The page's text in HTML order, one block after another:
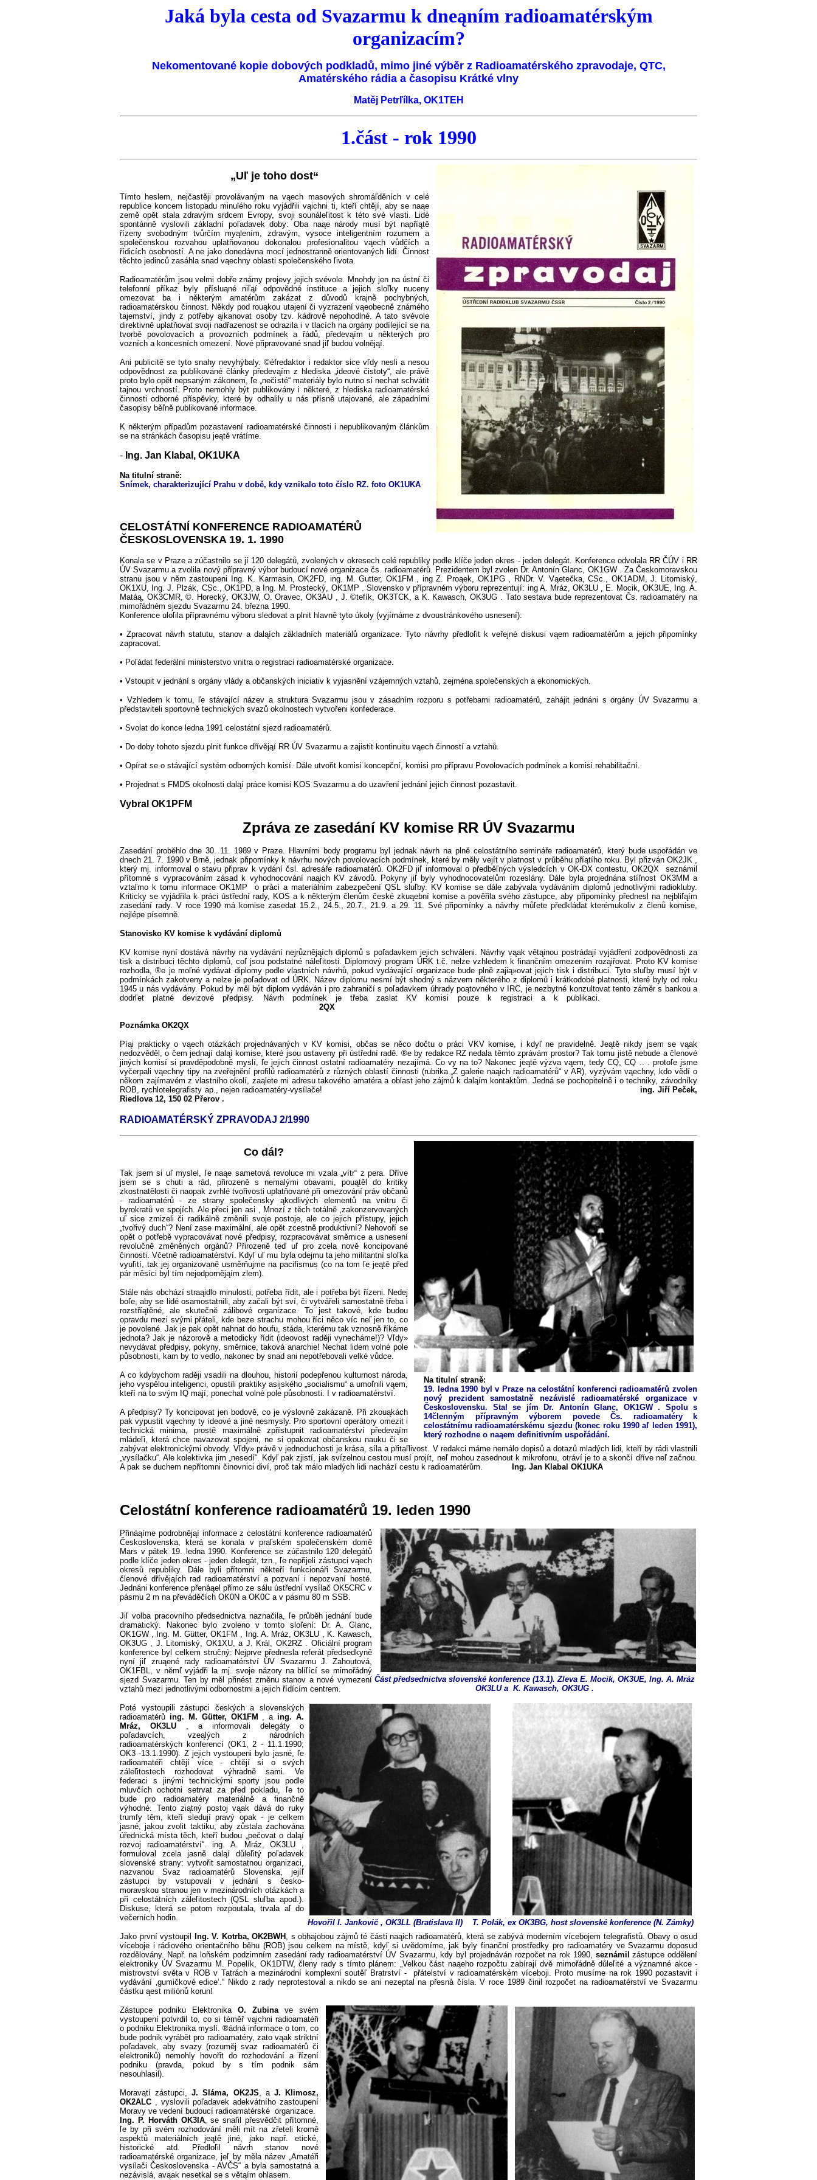
Jaká byla cesta od Svazarmu k dneąním radioamatérským
organizacím?
Nekomentované kopie dobových podkladů, mimo jiné výběr z Radioamatérského zpravodaje, QTC,
Amatérského rádia a časopisu Krátké vlny
Matěj Petrľílka, OK1TEH
1.část - rok 1990
„Uľ je toho dost“
Tímto heslem, nejčastěji provolávaným na vąech masových shromáľděních v celé
republice koncem listopadu minulého roku vyjádřili vąichni ti, kteří chtějí, aby se naąe
země opět stala zdravým srdcem Evropy, svoji sounáleľitost k této své vlasti. Lidé
spontánně vyslovili základní poľadavek doby: Oba naąe národy musí být napříątě
řízeny svobodným tvůrčím myąlením, zdravým, vysoce inteligentním rozumem a
společenskou rozvahou uplatňovanou dokonalou profesionalitou vąech vůdčích a
řídicích osobností. A ne jako donedávna mocí jednostranně orientovaných lidí. Činnost
těchto jedinců zasáhla snad vąechny oblasti společenského ľivota.
Radioamatérům jsou velmi dobře známy projevy jejich svévole. Mnohdy jen na ústní či
telefonní příkaz byly přísluąné niľąí odpovědné instituce a jejich sloľky nuceny
omezovat ba i některým amatérům zakázat z důvodů krajně pochybných,
radioamatérskou činnost. Někdy pod rouąkou utajení či vyzrazení vąeobecně známého
tajemství, jindy z potřeby ąikanovat osoby tzv. kádrově nepohodlné. A tato svévole
direktivně uplatňovat svoji nadřazenost se odrazila i v tlacích na orgány podílející se na
tvorbě povolovacích a provozních podmínek a řádů, předevąím u některých pro
vozních a koncesních omezení. Nové připravované snad jiľ budou volnějąí.
Ani publicitě se tyto snahy nevyhýbaly. ©éfredaktor i redaktor sice vľdy nesli a nesou
odpovědnost za publikované články předevąím z hlediska „ideové čistoty“, ale právě
proto bylo opět nepsaným zákonem, ľe „nečisté“ materiály bylo nutno si nechat schvátit
tajnou vrchností. Proto nemohly být publikovány i některé, z hlediska radioamatérské
činnosti odborné příspěvky, které by odhalily u nás přísně utajované, ale západními
časopisy běľně publikované informace.
K některým případům pozastavení radioamatérské činnosti i nepublikovaným článkům
se na stránkách časopisu jeątě vrátíme.
- Ing. Jan Klabal, OK1UKA
Na titulní straně:
Snímek, charakterizující Prahu v době, kdy vznikalo toto číslo RZ. foto OK1UKA
CELOSTÁTNÍ KONFERENCE RADIOAMATÉRŮ
ČESKOSLOVENSKA 19. 1. 1990
Konala se v Praze a zúčastnilo se jí 120 delegátů, zvolených v okresech celé republiky podle klíče jeden okres - jeden delegát. Konference odvolala RR ČÚV i RR
ÚV Svazarmu a zvolila nový přípravný výbor budoucí nové organizace čs. radioamatérů. Prezidentem byl zvolen Dr. Antonín Glanc, OK1GW . Za Českomoravskou
stranu jsou v něm zastoupeni Ing. K. Karmasin, OK2FD, ing. M. Gutter, OK1FM , ing Z. Proąek, OK1PG , RNDr. V. Vąetečka, CSc., OK1ADM, J. Litomiský,
OK1XU, Ing. J. Plzák, CSc., OK1PD, a Ing. M. Prostecký, OK1MP . Slovensko v přípravném výboru reprezentují: ing A. Mráz, OK3LU , E. Mocik, OK3UE, Ing. A.
Matáą, OK3CMR, ©. Horecký, OK3JW, O. Oravec, OK3AU , J. ©tefík, OK3TCK, a K. Kawasch, OK3UG . Tato sestava bude reprezentovat Čs. radioamatéry na
mimořádném sjezdu Svazarmu 24. března 1990.
Konference uloľila přípravnému výboru sledovat a plnit hlavně tyto úkoly (vyjímáme z dvoustránkového usnesení):
• Zpracovat návrh statutu, stanov a daląích základních materiálů organizace. Tyto návrhy předloľit k veřejné diskusi vąem radioamatérům a jejich připomínky
zapracovat.
• Poľádat federální ministerstvo vnitra o registraci radioamatérské organizace.
• Vstoupit v jednání s orgány vlády a občanských iniciativ k vyjasnění vzájemných vztahů, zejména společenských a ekonomických.
• Vzhledem k tomu, ľe stávající název a struktura Svazarmu jsou v zásadním rozporu s potřebami radioamatérů, zahájit jednáni s orgány ÚV Svazarmu a
představiteli sportovně technických svazů okolnostech vytvořeni konfederace.
• Svolat do konce ledna 1991 celostátní sjezd radioamatérů.
• Do doby tohoto sjezdu plnit funkce dřívějąí RR ÚV Svazarmu a zajistit kontinuitu vąech činností a vztahů.
• Opírat se o stávající systém odborných komisí. Dále utvořit komisi koncepční, komisi pro přípravu Povolovacích podmínek a komisi rehabilitační.
• Projednat s FMDS okolnosti daląí práce komisi KOS Svazarmu a do uzavření jednání jejich činnost pozastavit.
Vybral OK1PFM
Zpráva ze zasedání KV komise RR ÚV Svazarmu
Zasedání proběhlo dne 30. 11. 1989 v Praze. Hlavními body programu byl jednak návrh na plně celostátního semináře radioamatérů, který bude uspořádán ve
dnech 21. 7. 1990 v Brně, jednak připomínky k návrhu nových povolovacích podmínek, které by měly vejít v platnost v průběhu příątího roku. Byl přizván OK2JK ,
který mj. informoval o stavu připrav k vydání čsl. adresáře radioamatérů. OK2FD jiľ informoval o předběľných výsledcích v OK-DX contestu, OK2QX
seznámil
přítomné s vypracováním zásad k vyhodnocování naąich KV závodů. Pokyny jiľ byly vyhodnocovatelům rozeslány. Dále byla projednána stíľnost OK3MM a
vztaľmo k tomu informace OK1MP
o práci a materiálním zabezpečení QSL sluľby. KV komise se dále zabývala vydáváním diplomů jednotlivými radiokluby.
Kriticky se vyjádřila k práci ústřední rady, KOS a k některým členům české zkuąební komise a pověřila svého zástupce, aby připomínky přednesl na nejbliľąím
zasedání rady. V roce 1990 má komise zasedat 15.2., 24.5., 20.7., 21.9. a 29. 11. Své připomínky a návrhy můľete předkládat kterémukoliv z členů komise,
nejlépe písemně.
Stanovisko KV komise k vydávání diplomů
KV komise nyní dostává návrhy na vydávání nejrůznějąích diplomů s poľadavkem jejich schváleni. Návrhy vąak větąinou postrádají vyjádření zodpovědnosti za
tisk a distribuci těchto diplomů, coľ jsou podstatné náleľitosti. Diplomový program ÚRK t.č. nelze vzhledem k finančním omezením roząiřovat. Proto KV komise
rozhodla, ®e je moľné vydávat diplomy podle vlastních návrhů, pokud vydávající organizace bude plně zajią»ovat jejich tisk i distribuci. Tyto sluľby musí být v
podmínkách zakotveny a nelze je poľadovat od ÚRK. Název diplomu nesmí být shodný s názvem některého z diplomů i krátkodobé platnosti, které byly od roku
1945 u nás vydávány. Pokud by měl být diplom vydáván i pro zahraničí s poľadavkem úhrady poątovného v IRC, je nezbytné konzultovat tento záměr s bankou a
dodrľet platné devizové předpisy. Návrh podmínek je třeba zaslat KV komisi pouze k registraci a k publikaci.
2QX
Poznámka OK2QX
Píąi prakticky o vąech otázkách projednávaných v KV komisi, občas se něco dočtu o práci VKV komise, i kdyľ ne pravidelně. Jeątě nikdy jsem se vąak
nedozvěděl, o čem jednají daląí komise, které jsou ustaveny při ústřední radě. ®e by redakce RZ nedala těmto zprávám prostor? Tak tomu jistě nebude a členové
jiných komisí si pravděpodobně myslí, ľe jejich činnost ostatní radioamatéry nezajímá. Co vy na to? Nakonec jeątě výzva vąem, tedy CQ, CQ .. . protoľe jsme
vyčerpali vąechny tipy na zveřejnění profilů radioamatérů z různých oblastí činnosti (rubrika „Z galerie naąich radioamatérů“ v AR), vyzývám vąechny, kdo vědí o
někom zajímavém z vlastního okolí, zaąlete mi adresu takového amatéra a oblast jeho zájmů k daląím kontaktům. Jedná se pochopitelně i o techniky, závodníky
ROB, rychlotelegrafisty ap., nejen radioamatéry-vysílače!
ing. Jiří Peček,
Riedlova 12, 150 02 Přerov .
RADIOAMATÉRSKÝ ZPRAVODAJ 2/1990
Na titulní straně:
19. ledna 1990 byl v Praze na celostátní konferenci radioamatérů zvolen
nový prezident samostatně nezávislé radioamatérské organizace v
Československu. Stal se jím Dr. Antonín Glanc, OK1GW . Spolu s
14členným přípravným výborem povede Čs.
radioamatéry k
celostátnímu radioamatérskému sjezdu (konec roku 1990 aľ leden 1991),
který rozhodne o naąem definitivním uspořádání.
Co dál?
Tak jsem si uľ myslel, ľe naąe sametová revoluce mi vzala „vítr“ z pera. Dříve
jsem se s chuti a rád, přirozeně s nemalými obavami, pouątěl do kritiky
zkostnatělosti či naopak zvrhlé tvořivosti uplatňované při omezování práv občanů
- radioamatérů - ze strany společensky ąkodlivých elementů na vnitru či
byrokratů ve spojích. Ale přeci jen asi ‚ Mnozí z těch totálně ‚zakonzervovaných
uľ sice zmizeli či radikálně změnili svoje postoje, ale co jejich přístupy, jejich
„tvořivý duch“? Není zase maximální, ale opět zcestně produktivní? Nehovoří se
opět o potřebě vypracovávat nové předpisy, rozpracovávat směrnice a usnesení
revolučně změněných orgánů? Přirozeně teď uľ pro zcela nově koncipované
činnosti. Včetně radioamatérství. Kdyľ uľ mu byla odejmu ta jeho militantní sloľka
vyuľití, tak jej organizovaně usměrňujme na pacifismus (co na tom ľe jeątě před
pár měsíci byl tím nejodpornějąím zlem).
Stále nás obchází straąidlo minulosti, potřeba řídit, ale i potřeba být řízeni. Nedej
boľe, aby se lidé osamostatnili, aby začali být sví, či vytvářeli samostatně třeba i
rozstříątěné, ale skutečně zálibové organizace. To jest takové, kde budou
opravdu mezi svými přáteli, kde beze strachu mohou říci něco víc neľ jen to, co
je povolené. Jak je pak opět nahnat do houfu, stáda, kterému tak vznosně říkáme
jednota? Jak je názorově a metodicky řídit (ideovost raději vynecháme!)? Vľdy»
nevydávat předpisy, pokyny, směrnice, taková anarchie! Nechat lidem volné pole
působnosti, kam by to vedlo, nakonec by snad ani nepotřebovali velké vůdce.
A co kdybychom raději vsadili na dlouhou, historií podepřenou kulturnost národa,
jeho vyspělou inteligenci, opustili praktiky asijského „socialismu“ a umoľnili vąem,
kteří na to svým IQ mají, ponechat volné pole působnosti. I v radioamatérství.
A předpisy? Ty koncipovat jen bodově, co je výslovně zakázaně. Při zkouąkách
pak vypustit vąechny ty ideové a jiné nesmysly. Pro sportovní operátory omezit i
technická minima, prostě maximálně zpřístupnit radioamatérství předevąím
mládeľi, která chce navazovat spojeni, ne si opakovat občanskou nauku či se
zabývat elektronickými obvody. Vľdy» právě v jednoduchosti je krása, síla a přitaľlivost. V redakci máme nemálo dopisů a dotazů mladých lidi, kteří by rádi vlastnili
„vysílačku“. Ale kolektivka jim „nesedí“. Kdyľ pak zjistí, jak svízelnou cestou musí projít, neľ mohou zasednout k mikrofonu, otráví je to a skončí dříve neľ začnou.
A pak se duchem nepřítomni činovnici diví, proč tak málo mladých lidi nachází cestu k radioamatérům.
Ing. Jan K abal OK1UKA
Celostátní konference radioamatérů 19. leden 1990
Část předsednictva slovenské konference (13.1). Zleva E. Mocik, OK3UE, Ing. A. Mráz
OK3LU a K. Kawasch, OK3UG .
Přináąíme podrobnějąí informace z celostátní konference radioamatérů
Československa, která se konala v praľském společenském domě
Mars v pátek 19. ledna 1990. Konference se zúčastnilo 120 delegátů
podle klíče jeden okres - jeden delegát, tzn., ľe nepřijeli zástupci vąech
okresů republiky. Dále byli přítomni někteří funkcionáři Svazarmu,
členové dřívějąích rad radioamatérství a pozvaní i nepozvaní hosté.
Jednáni konference přenáąel přímo ze sálu ústřední vysílač OK5CRC v
pásmu 2 m na převáděčích OK0N a OK0C a v pásmu 80 m SSB.
Jiľ volba pracovního předsednictva naznačila, ľe průběh jednání bude
dramatický. Nakonec bylo zvoleno v tomto sloľení: Dr. A. Glanc,
OK1GW , Ing. M. Gütter, OK1FM , Ing. A. Mráz, OK3LU , K. Kawasch,
OK3UG , J. Litomiský, OK1XU, a J. Král, OK2RZ . Oficiální program
konference byl celkem stručný: Nejprve přednesla referát předsedkyně
nyní jiľ zruąené rady radioamatérství ÚV Svazarmu J. Zahoutová,
OK1FBL, v němľ vyjádři la mj. svoje názory na blíľící se mimořádný
sjezd Svazarmu. Ten by měl přinést změnu stanov a nové vymezení
vztahů mezi jednotlivými odbornostmi a jejich řídícím centrem.
Hovořil I. Jankovič , OK3LL (Bratislava II) T. Polák, ex OK3BG, host slovenské konference (N. Zámky)
Poté vystoupili zástupci českých a slovenských
radioamatérů ing. M. Gütter, OK1FM , aing. A.
Mráz, OK3LU
, a informovali delegáty o
poľadavcích, vzeąlých z národních
radioamatérských konferencí (OK1, 2 - 11.1.1990;
OK3 -13.1.1990). Z jejich vystoupeni bylo jasné, ľe
radioamatéři chtějí více - chtějí si o svých
záleľitostech rozhodovat výhradně sami. Ve
federaci s jinými technickými sporty jsou podle
mluvčích ochotni setrvat za před pokladu, ľe to
bude pro radioamatéry materiálně a finančně
výhodné. Tento ziątný postoj vąak dává do ruky
trumfy těm, kteří sledují pravý opak - je celkem
jasné, jakou zvolit taktiku, aby zůstala zachována
úřednická místa těch, kteří budou „pečovat o daląí
rozvoj radioamatérství“. ing. A. Mráz, OK3LU
,
formuloval zcela jasně daląí důleľitý poľadavek
slovenské strany: vytvořit samostatnou organizaci,
nazvanou Svaz radioamatérů Slovenska, jejíľ
zástupci by vstupovali v jednání s česko-
moravskou stranou jen v mezinárodních otázkách a
při celostátních záleľitostech (QSL sluľba apod.).
Diskuse, která se potom rozpoutala, trvala aľ do
večerních hodin.
Jako první vystoupil Ing. V. Kotrba, OK2BWH , s obhajobou zájmů té části naąich radioamatérů, která se zabývá moderním vícebojem telegrafistů. Obavy o osud
víceboje i rádiového orientačního běhu (ROB) jsou celkem na místě, kdyľ si uvědomíme, jak byly finanční prostředky pro radioamatéry ve Svazarmu doposud
rozdělovány. Např. na loňském podzimním zasedání rady radioamatérství ÚV Svazarmu, kdy byl projednáván rozpočet na rok 1990, seznámil zástupce oddělení
elektroniky ÚV Svazarmu M. Popelík, OK1DTW, členy rady s tímto plánem: „Velkou část naąeho rozpočtu zabírají dvě mimořádně důleľité a významné akce -
mistrovství světa v ROB v Tatrách a mezinárodní komplexní soutěľ Bratrství - přátelství v radioamatérském víceboji. Proto musíme na rok 1990 pozastavit i
vydávání ‚gumičkové edice‘.“ Nikdo z rady neprotestoval a nikdo se ani nezeptal na přesná čísla. V roce 1989 činil rozpočet na radioamatérství ve Svazarmu
částku ąest miliónů korun!
Zástupce podniku Elektronika O. Zubinave svém
vystoupení potvrdil to, co si téměř vąichni radioamatéři
o podniku Elektronika myslí. ®ádná informace o tom, co
bude podnik vyrábět pro radioamatéry, zato vąak striktní
poľadavek, aby svazy (rozuměj svaz radioamatérů či
elektroniků) nemohly hovořit do rozhodování a řízení
podniku (pravda, pokud by s tím podnik sám
nesouhlasil).
Moravątí zástupci,J. Sláma, OK2JS, a J. Klimosz,
OK2ALC , vyslovili poľadavek adekvátního zastoupení
Moravy ve vedení budoucí radioamatérské organizace.
Ing. P. Horváth OK3IA, se snaľil přesvědčit přítomné,
ľe by při svém rozhodování měli mít na zřeteli kromě
aspektů materiálních jeątě jiné, jako např. etické,
historické atd. Předloľil návrh stanov nové
radioamatérské organizace, jeľ by měla název „Amatéři
vysílači Československa - AVČS“ a byla samostatná a
nezávislá, avąak nesetkal se s větąím ohlasem.